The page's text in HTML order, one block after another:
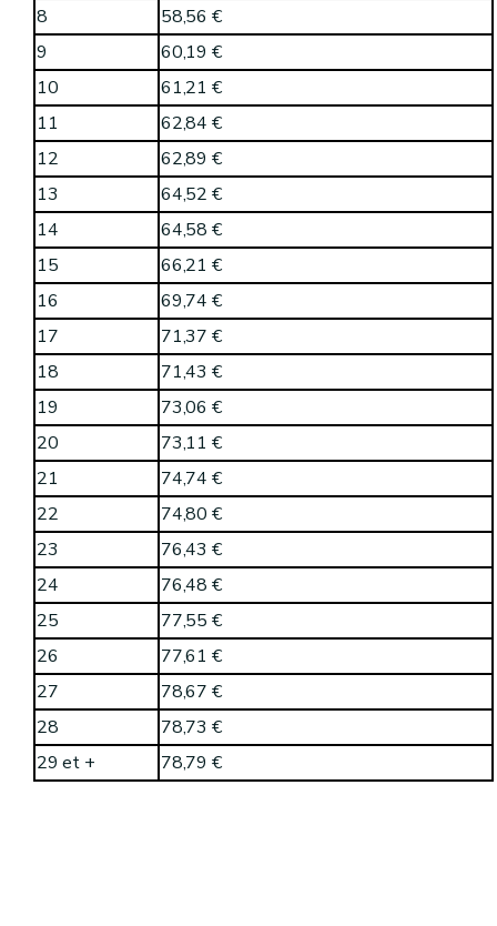
8
58,56 €
9
60,19 €
10
61,21 €
11
62,84 €
12
62,89 €
13
64,52 €
14
64,58 €
15
66,21 €
16
69,74 €
17
71,37 €
18
71,43 €
19
73,06 €
20
73,11 €
21
74,74 €
22
74,80 €
23
76,43 €
24
76,48 €
25
77,55 €
26
77,61 €
27
78,67 €
28
78,73 €
29 et +
78,79 €